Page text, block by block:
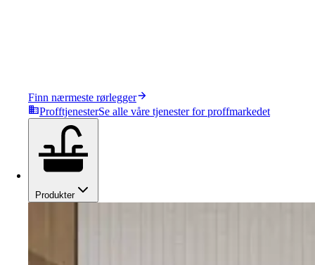
Finn nærmeste rørlegger
ProfftjenesterSe alle våre tjenester for proffmarkedet
Produkter